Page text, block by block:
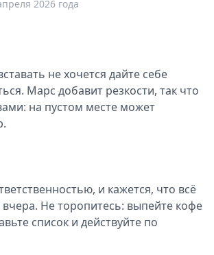
2026 года
не хочется дайте себе
Марс добавит резкости, так что
на пустом месте может
и кажется, что всё
Не торопитесь: выпейте кофе
список и действуйте по